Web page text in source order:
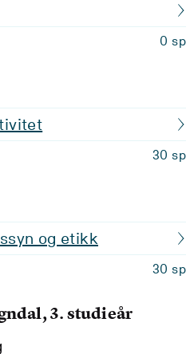
0 sp
30 sp
og etikk
30 sp
3. studieår